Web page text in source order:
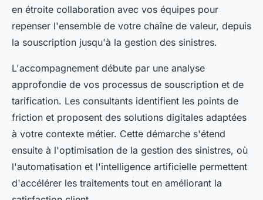
en étroite collaboration avec vos équipes pour
repenser l'ensemble de votre chaîne de valeur, depuis
la souscription jusqu'à la gestion des sinistres.
L'accompagnement débute par une analyse
approfondie de vos processus de souscription et de
tarification. Les consultants identifient les points de
friction et proposent des solutions digitales adaptées
à votre contexte métier. Cette démarche s'étend
ensuite à l'optimisation de la gestion des sinistres, où
l'automatisation et l'intelligence artificielle permettent
d'accélérer les traitements tout en améliorant la